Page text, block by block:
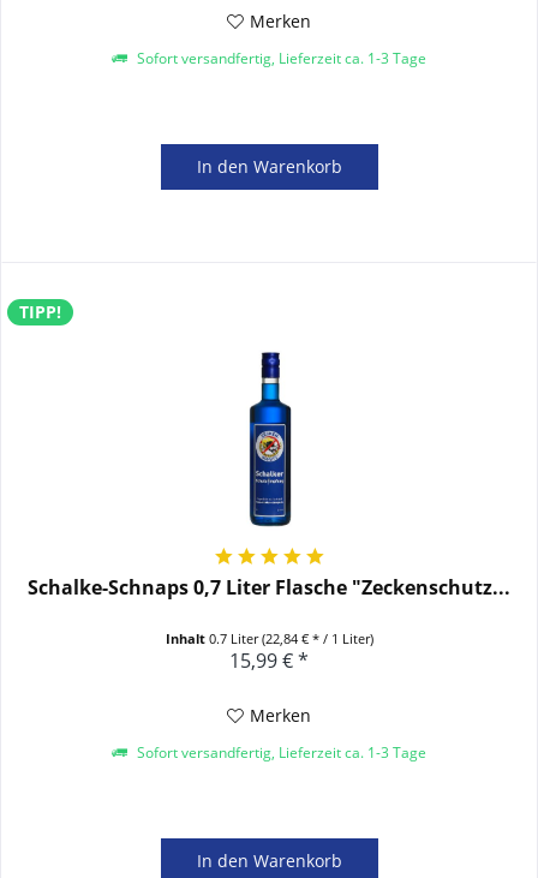
Merken
Sofort versandfertig, Lieferzeit ca. 1-3 Tage
In den Warenkorb
TIPP!
Schalke-Schnaps 0,7 Liter Flasche "Zeckenschutz...
Inhalt 0.7 Liter(22,84 € * / 1 Liter)
15,99 € *
Merken
Sofort versandfertig, Lieferzeit ca. 1-3 Tage
In den Warenkorb